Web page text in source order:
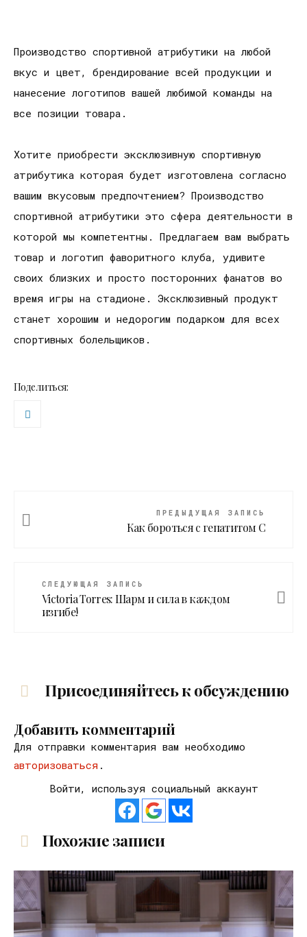
Производство спортивной атрибутики на любой
вкус и цвет, брендирование всей продукции и
нанесение логотипов вашей любимой команды на
все позиции товара.
Хотите приобрести эксклюзивную спортивную
атрибутика которая будет изготовлена согласно
вашим вкусовым предпочтением? Производство
спортивной атрибутики это сфера деятельности в
которой мы компетентны. Предлагаем вам выбрать
товар и логотип фаворитного клуба, удивите
своих близких и просто посторонних фанатов во
время игры на стадионе. Эксклюзивный продукт
станет хорошим и недорогим подарком для всех
спортивных болельщиков.
Поделиться:
ПРЕДЫДУЩАЯ ЗАПИСЬ
Как бороться с гепатитом С
СЛЕДУЮЩАЯ ЗАПИСЬ
Victoria Torres: Шарм и сила в каждом
изгибе!
Присоединяйтесь к обсуждению
Добавить комментарий
Для отправки комментария вам необходимо
авторизоваться .
Войти, используя социальный аккаунт
Похожие записи